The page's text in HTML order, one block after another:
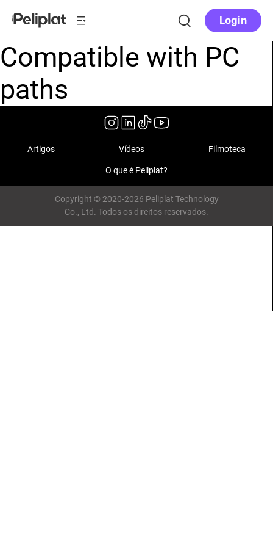
Login
Compatible with PC
paths
Artigos Vídeos Filmoteca
O que é Peliplat?
Copyright © 2020-2026 Peliplat Technology
Co., Ltd. Todos os direitos reservados.